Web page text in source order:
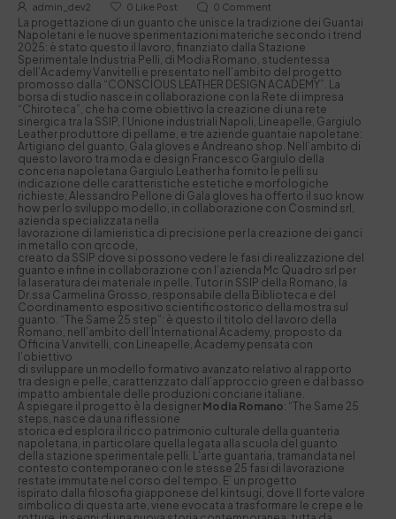
admin_dev2 0 Like Post 0 Comment
La progettazione di un guanto che unisce la tradizione dei Guantai
Napoletani e le nuove sperimentazioni materiche secondo i trend
2025: è stato questo il lavoro, finanziato dalla Stazione
Sperimentale Industria Pelli, di Modia Romano, studentessa
dell’Academy Vanvitelli e presentato nell’ambito del progetto
promosso dalla “CONSCIOUS LEATHER DESIGN ACADEMY”. La
borsa di studio nasce in collaborazione con la Rete di impresa
“Chiroteca”, che ha come obiettivo la creazione di una rete
sinergica tra la SSIP, l’Unione industriali Napoli, Lineapelle, Gargiulo
Leather produttore di pellame, e tre aziende guantaie napoletane:
Artigiano del guanto, Gala gloves e Andreano shop. Nell’ambito di
questo lavoro tra moda e design Francesco Gargiulo della
conceria napoletana Gargiulo Leather ha fornito le pelli su
indicazione delle caratteristiche estetiche e morfologiche
richieste; Alessandro Pellone di Gala gloves ha offerto il suo know
how per lo sviluppo modello, in collaborazione con Cosmind srl,
azienda specializzata nella
lavorazione di lamieristica di precisione per la creazione dei ganci
in metallo con qrcode,
creato da SSIP dove si possono vedere le fasi di realizzazione del
guanto e infine in collaborazione con l’azienda Mc Quadro srl per
la laseratura dei materiale in pelle. Tutor in SSIP della Romano, la
Dr.ssa Carmelina Grosso, responsabile della Biblioteca e del
Coordinamento espositivo scientificostorico della mostra sul
guanto. “The Same 25 step”: è questo il titolo del lavoro della
Romano, nell’ambito dell’International Academy, proposto da
Officina Vanvitelli, con Lineapelle, Academy pensata con
l’obiettivo
di sviluppare un modello formativo avanzato relativo al rapporto
tra design e pelle, caratterizzato dall’approccio green e dal basso
impatto ambientale delle produzioni conciarie italiane.
A spiegare il progetto è la designer Modia Romano: “The Same 25
steps, nasce da una riflessione
storica ed esplora il ricco patrimonio culturale della guanteria
napoletana, in particolare quella legata alla scuola del guanto
della stazione sperimentale pelli. L’arte guantaria, tramandata nel
contesto contemporaneo con le stesse 25 fasi di lavorazione
restate immutate nel corso del tempo. E’ un progetto
ispirato dalla filosofia giapponese del kintsugi, dove Il forte valore
simbolico di questa arte, viene evocata a trasformare le crepe e le